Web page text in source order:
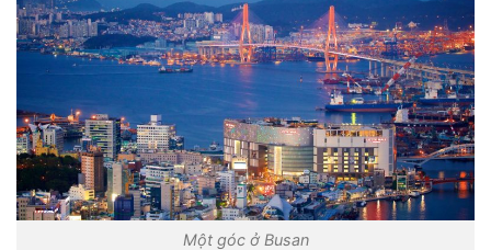
Một góc ở Busan